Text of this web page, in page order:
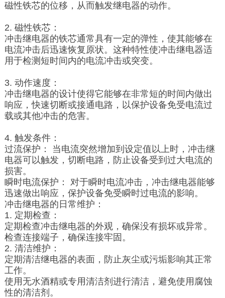
磁性铁芯的位移，从而触发继电器的动作。
2. 磁性铁芯：
冲击继电器的铁芯通常具有一定的弹性，使其能够在
电流冲击后迅速恢复原状。这种特性使冲击继电器适
用于检测短时间内的电流冲击或突变。
3. 动作速度：
冲击继电器的设计使得它能够在非常短的时间内做出
响应，快速切断或接通电路，以保护设备免受电流过
载或其他冲击的危害。
4. 触发条件：
过流保护： 当电流突然增加到设定值以上时，冲击继
电器可以触发，切断电路，防止设备受到过大电流的
损害。
瞬时电流保护： 对于瞬时电流冲击，冲击继电器能够
迅速做出响应，保护设备免受瞬时过电流的影响。
冲击继电器的日常维护：
1. 定期检查：
定期检查冲击继电器的外观，确保没有损坏或异常。
检查连接端子，确保连接牢固。
2. 清洁维护：
定期清洁继电器的表面，防止灰尘或污垢影响其正常
工作。
使用无水酒精或专用清洁剂进行清洁，避免使用腐蚀
性的清洁剂。